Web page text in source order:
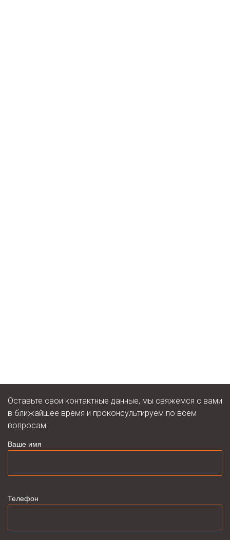
Оставьте свои контактные данные, мы свяжемся с вами
в ближайшее время и проконсультируем по всем
вопросам.
Ваше имя
Телефон